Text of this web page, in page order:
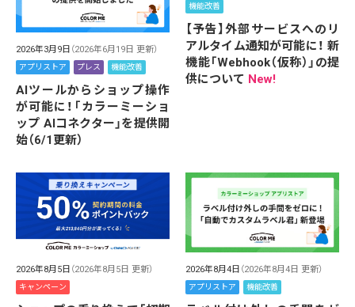
2026年3月9日 （2026年6月19日 更新）
アプリストア プレス 機能改善
AIツールからショップ操作
が可能に！「カラーミーショ
ップ AIコネクター」を提供開
始（6/1更新）
機能改善
【予告】外部サービスへのリ
アルタイム通知が可能に！ 新
機能「Webhook（仮称）」の提
供について New!
2026年8月5日 （2026年8月5日 更新）
キャンペーン
2026年8月4日 （2026年8月4日 更新）
アプリストア 機能改善